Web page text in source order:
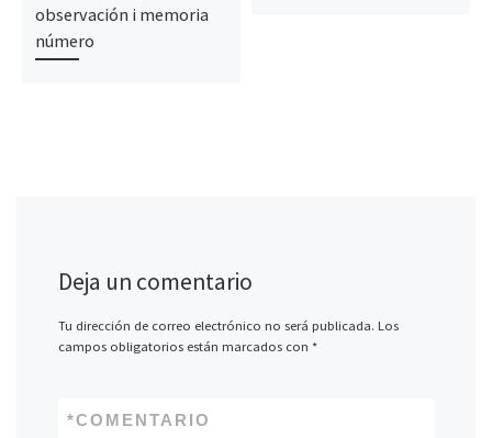
observación i memoria
número
Deja un comentario
Tu dirección de correo electrónico no será publicada. Los
campos obligatorios están marcados con *
COMENTARIO
*